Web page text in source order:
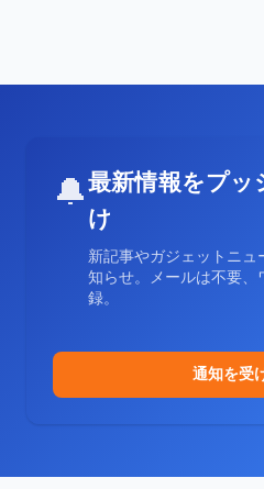
🔔最新情報をプッ
け
新記事やガジェットニ
知らせ。メールは不要、
録。
通知を受